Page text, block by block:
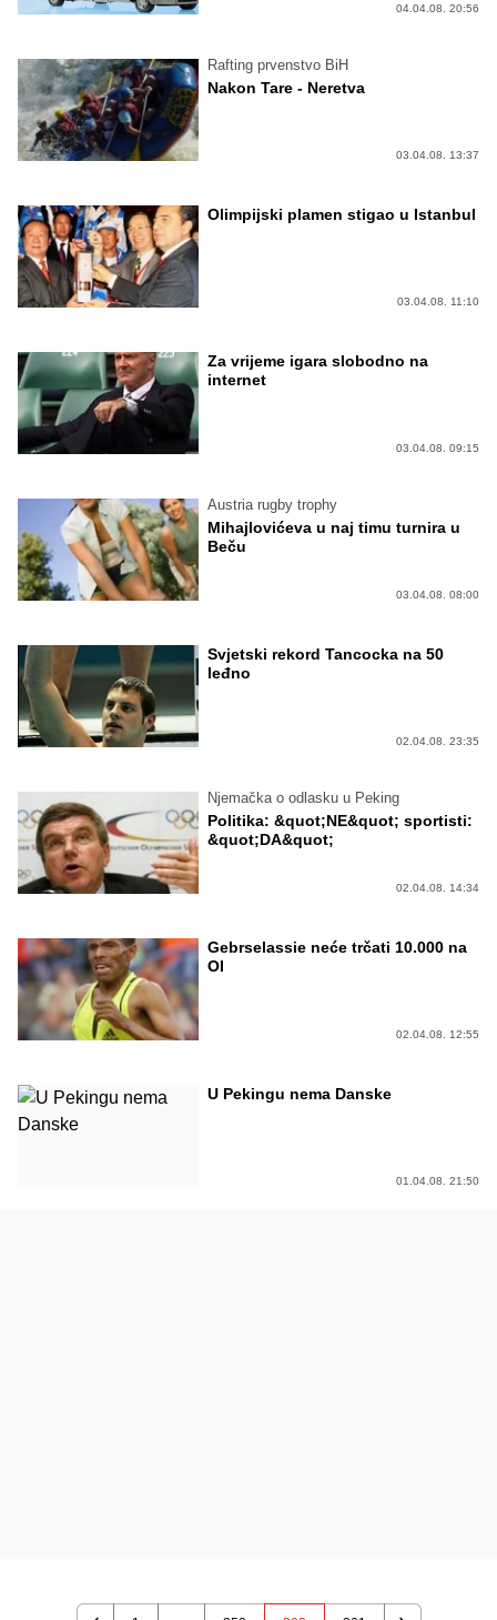
04.04.08. 20:56
Rafting prvenstvo BiH
Nakon Tare - Neretva
03.04.08. 13:37
Olimpijski plamen stigao u Istanbul
03.04.08. 11:10
Za vrijeme igara slobodno na
internet
03.04.08. 09:15
Austria rugby trophy
Mihajlovićeva u naj timu turnira u
Beču
03.04.08. 08:00
Svjetski rekord Tancocka na 50
leđno
02.04.08. 23:35
Njemačka o odlasku u Peking
Politika: &quot;NE&quot; sportisti:
&quot;DA&quot;
02.04.08. 14:34
Gebrselassie neće trčati 10.000 na
OI
02.04.08. 12:55
U Pekingu nema Danske
01.04.08. 21:50